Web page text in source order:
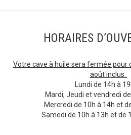
HORAIRES
Votre cave à huile sera fermée pour
août inclus.
Lundi de 14h à
Mardi, Jeudi et vendredi
Mercredi de 10h à 14h et
Samedi de 10h à 13h et de